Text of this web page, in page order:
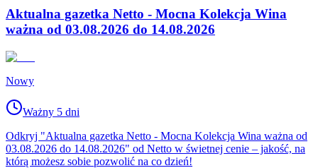
Aktualna gazetka Netto - Mocna Kolekcja Wina
ważna od 03.08.2026 do 14.08.2026
Nowy
Ważny 5 dni
Odkryj "Aktualna gazetka Netto - Mocna Kolekcja Wina ważna od
03.08.2026 do 14.08.2026" od Netto w świetnej cenie – jakość, na
którą możesz sobie pozwolić na co dzień!